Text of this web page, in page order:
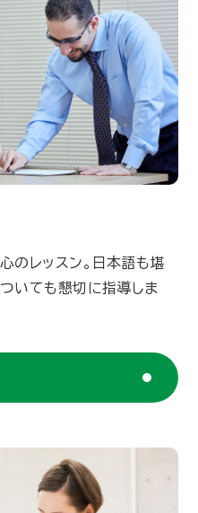
のレッスン。日本語も堪
いても懇切に指導しま